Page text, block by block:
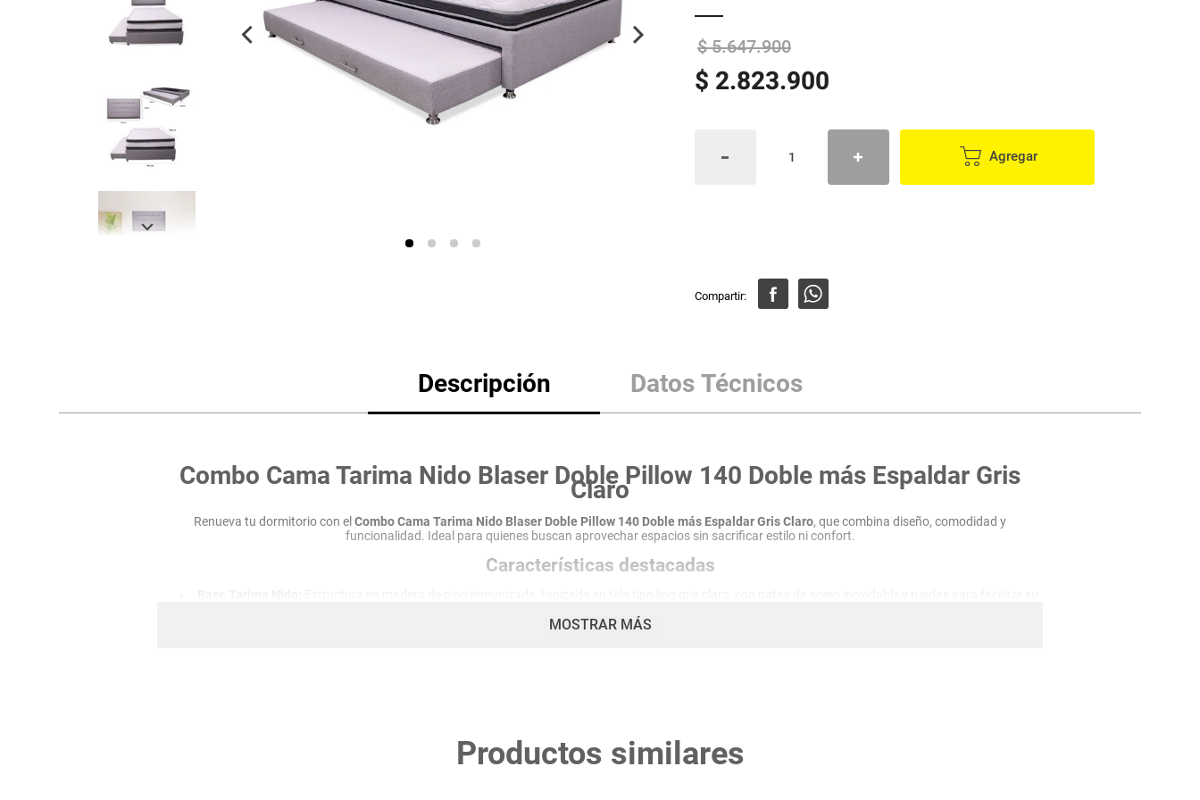
vinos y licores
cuidado del bebé
mascotas
hogar
$ 5.647.900
$ 2.823.900
Agregar
Descripción Datos Técnicos
Combo Cama Tarima Nido Blaser Doble Pillow 140 Doble más Espaldar Gris
Claro
Renueva tu dormitorio con elCombo Cama Tarima Nido Blaser Doble Pillow 140 Doble más Espaldar Gris Claro, que combina diseño, comodidad y
funcionalidad. Ideal para quienes buscan aprovechar espacios sin sacrificar estilo ni confort.
Características destacadas
Colchón de 140 cm x 190 cm con tecnología pillow top que brinda una capa extra de confort. Relleno de espuma de alta densidad
Este combo ofrece una solución completa para tu habitación, facilitando el almacenamiento gracias a la base tarima nido con ruedas y proporcionando un
soporte cómodo con el espaldar tapizado. El colchón pillow top garantiza un descanso reparador y confortable.
MOSTRAR MÁS
Productos similares
Mantequilla